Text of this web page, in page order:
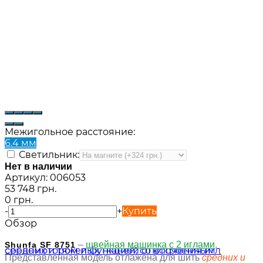
Межигольное расстояние:
6.4 мм
Светильник:
Нет в наличии
Артикул: 006053
53 748 грн.
0 грн.
-
+Купить
Обзор
Shunfa SF 8751 – швейная машинка с 2 иглами.
Представленная модель отлажена для шитьсредних и